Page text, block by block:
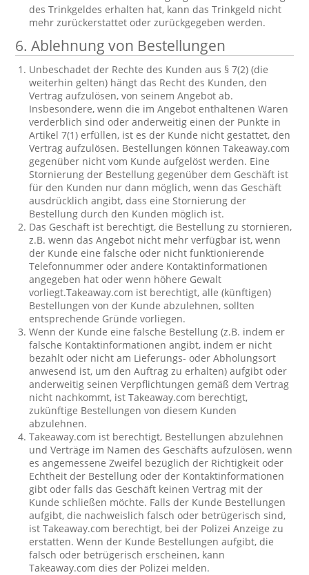
des Trinkgeldes erhalten hat, kann das Trinkgeld nicht
mehr zurückerstattet oder zurückgegeben werden.
6. Ablehnung von Bestellungen
Unbeschadet der Rechte des Kunden aus § 7(2) (die
weiterhin gelten) hängt das Recht des Kunden, den
Vertrag aufzulösen, von seinem Angebot ab.
Insbesondere, wenn die im Angebot enthaltenen Waren
verderblich sind oder anderweitig einen der Punkte in
Artikel 7(1) erfüllen, ist es der Kunde nicht gestattet, den
Vertrag aufzulösen. Bestellungen können Takeaway.com
gegenüber nicht vom Kunde aufgelöst werden. Eine
Stornierung der Bestellung gegenüber dem Geschäft ist
für den Kunden nur dann möglich, wenn das Geschäft
ausdrücklich angibt, dass eine Stornierung der
Bestellung durch den Kunden möglich ist.
Das Geschäft ist berechtigt, die Bestellung zu stornieren,
z.B. wenn das Angebot nicht mehr verfügbar ist, wenn
der Kunde eine falsche oder nicht funktionierende
Telefonnummer oder andere Kontaktinformationen
angegeben hat oder wenn höhere Gewalt
vorliegt.Takeaway.com ist berechtigt, alle (künftigen)
Bestellungen von der Kunde abzulehnen, sollten
entsprechende Gründe vorliegen.
Wenn der Kunde eine falsche Bestellung (z.B. indem er
falsche Kontaktinformationen angibt, indem er nicht
bezahlt oder nicht am Lieferungs- oder Abholungsort
anwesend ist, um den Auftrag zu erhalten) aufgibt oder
anderweitig seinen Verpflichtungen gemäß dem Vertrag
nicht nachkommt, ist Takeaway.com berechtigt,
zukünftige Bestellungen von diesem Kunden
abzulehnen.
Takeaway.com ist berechtigt, Bestellungen abzulehnen
und Verträge im Namen des Geschäfts aufzulösen, wenn
es angemessene Zweifel bezüglich der Richtigkeit oder
Echtheit der Bestellung oder der Kontaktinformationen
gibt oder falls das Geschäft keinen Vertrag mit der
Kunde schließen möchte. Falls der Kunde Bestellungen
aufgibt, die nachweislich falsch oder betrügerisch sind,
ist Takeaway.com berechtigt, bei der Polizei Anzeige zu
erstatten. Wenn der Kunde Bestellungen aufgibt, die
falsch oder betrügerisch erscheinen, kann
Takeaway.com dies der Polizei melden.